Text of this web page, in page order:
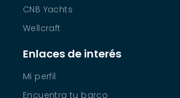
CNB Yachts
Wellcraft
Enlaces de interés
Mi perfil
Encuentra tu barco